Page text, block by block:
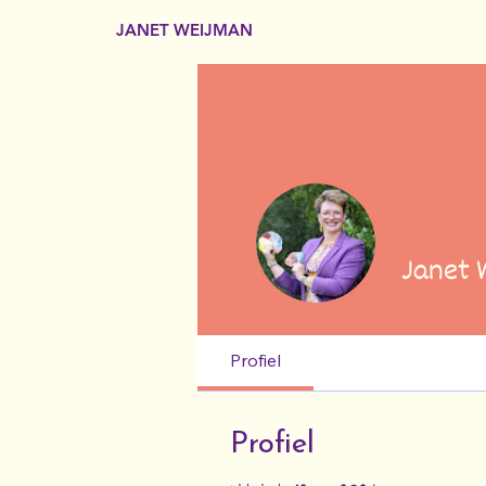
JANET WEIJMAN
Janet
Profiel
Profiel